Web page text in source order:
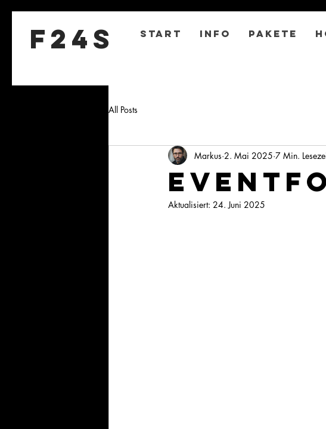
F24S Start Info Pakete
All Posts
Markus 2. Mai 2025 7 Min.
Aktualisiert: 24. Juni 2025